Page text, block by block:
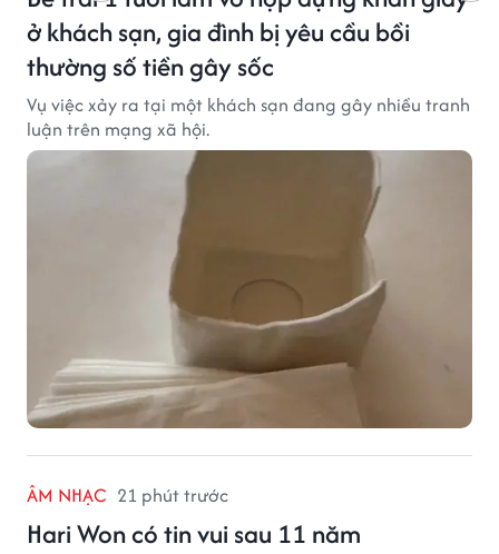
ở khách sạn, gia đình bị yêu cầu bồi
thường số tiền gây sốc
Vụ việc xảy ra tại một khách sạn đang gây nhiều tranh
luận trên mạng xã hội.
ÂM NHẠC 21 phút trước
Hari Won có tin vui sau 11 năm